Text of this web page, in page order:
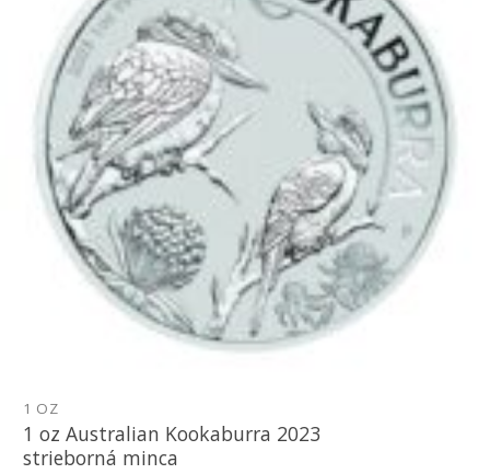
1 OZ
1 oz Australian Kookaburra 2023
strieborná minca